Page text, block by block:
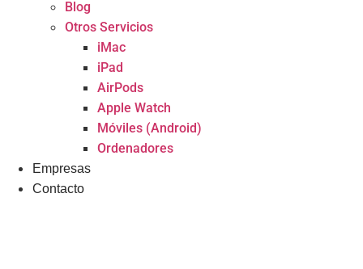
Blog
Otros Servicios
iMac
iPad
AirPods
Apple Watch
Móviles (Android)
Ordenadores
Empresas
Contacto